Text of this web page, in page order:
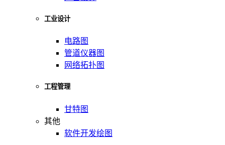
工业设计
电路图
管道仪器图
网络拓扑图
工程管理
甘特图
其他
软件开发绘图